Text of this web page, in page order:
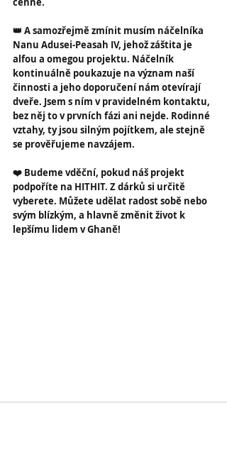
👑 A samozřejmě zmínit musím náčelníka
Nanu Adusei-Peasah IV, jehož záštita je
alfou a omegou projektu. Náčelník
kontinuálně poukazuje na význam naší
činnosti a jeho doporučení nám otevírají
dveře. Jsem s ním v pravidelném kontaktu,
bez něj to v prvních fázi ani nejde. Rodinné
vztahy, ty jsou silným pojítkem, ale stejně
se prověřujeme navzájem.
❤️ Budeme vděční, pokud náš projekt
podpoříte na HITHIT. Z dárků si určitě
vyberete. Můžete udělat radost sobě nebo
svým blízkým, a hlavně změnit život k
lepšímu lidem v Ghaně!